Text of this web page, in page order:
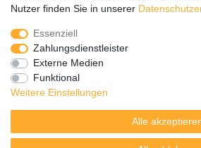
Nutzer finden Sie in unserer
Essenziell
Zahlungsdienstleister
Externe Medien
Funktional
Weitere Einstellungen
Alle